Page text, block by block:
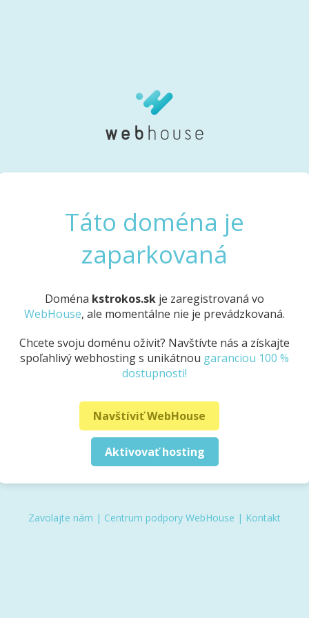
Táto doména je
zaparkovaná
Doména kstrokos.sk je zaregistrovaná vo
WebHouse, ale momentálne nie je prevádzkovaná.
Chcete svoju doménu oživiť? Navštívte nás a získajte
spoľahlivý webhosting s unikátnou garanciou 100 %
dostupnosti!
Navštíviť WebHouse
Aktivovať hosting
Zavolajte nám | Centrum podpory WebHouse | Kontakt